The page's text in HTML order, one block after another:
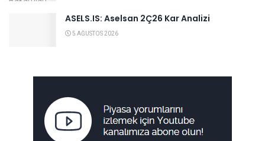
ASELS.IS: Aselsan 2Ç26 Kar Analizi
5 AĞUSTOS 2026